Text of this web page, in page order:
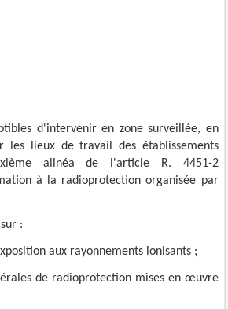
d'intervenir en zone surveillée, en
les lieux de travail des établissements
alinéa de l'article R. 4451-2
à la radioprotection organisée par
:
aux rayonnements ionisants ;
de radioprotection mises en œuvre